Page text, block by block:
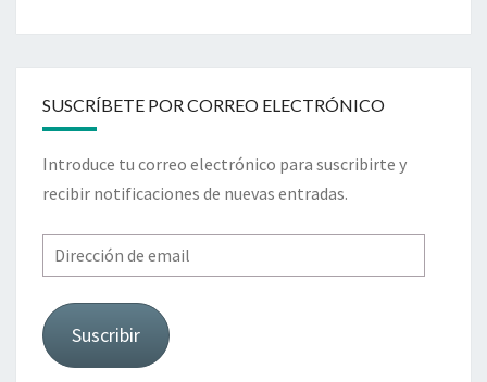
SUSCRÍBETE POR CORREO ELECTRÓNICO
Introduce tu correo electrónico para suscribirte y
recibir notificaciones de nuevas entradas.
Dirección
de
email
Suscribir